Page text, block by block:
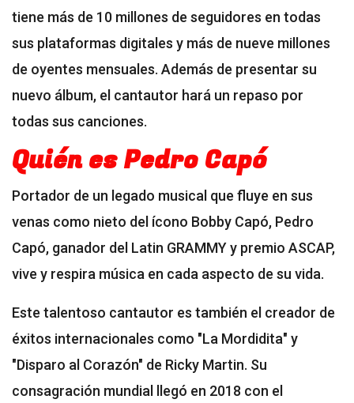
tiene más de 10 millones de seguidores en todas
sus plataformas digitales y más de nueve millones
de oyentes mensuales. Además de presentar su
nuevo álbum, el cantautor hará un repaso por
todas sus canciones.
Quién es Pedro Capó
Portador de un legado musical que fluye en sus
venas como nieto del ícono Bobby Capó, Pedro
Capó, ganador del Latin GRAMMY y premio ASCAP,
vive y respira música en cada aspecto de su vida.
Este talentoso cantautor es también el creador de
éxitos internacionales como "La Mordidita" y
"Disparo al Corazón" de Ricky Martin. Su
consagración mundial llegó en 2018 con el